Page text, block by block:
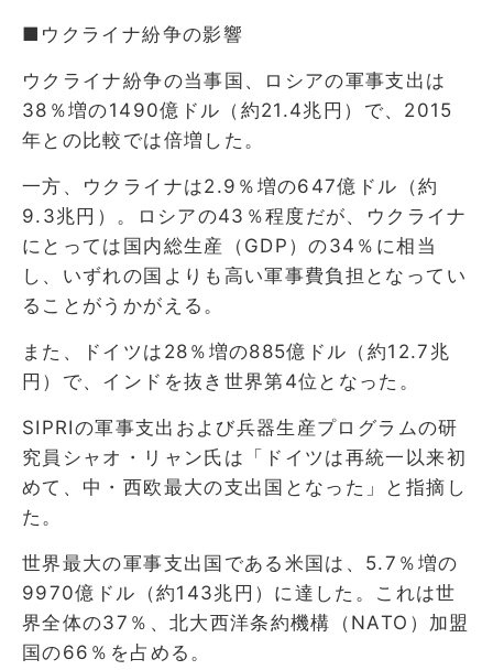
■ウクライナ紛争の影響
ウクライナ紛争の当事国、ロシアの軍事支出は
38％増の1490億ドル（約21.4兆円）で、2015
年との比較では倍増した。
一方、ウクライナは2.9％増の647億ドル（約
9.3兆円）。ロシアの43％程度だが、ウクライナ
にとっては国内総生産（GDP）の34％に相当
し、いずれの国よりも高い軍事費負担となってい
ることがうかがえる。
また、ドイツは28％増の885億ドル（約12.7兆
円）で、インドを抜き世界第4位となった。
SIPRIの軍事支出および兵器生産プログラムの研
究員シャオ・リャン氏は「ドイツは再統一以来初
めて、中・西欧最大の支出国となった」と指摘し
た。
世界最大の軍事支出国である米国は、5.7％増の
9970億ドル（約143兆円）に達した。これは世
界全体の37％、北大西洋条約機構（NATO）加盟
国の66％を占める。